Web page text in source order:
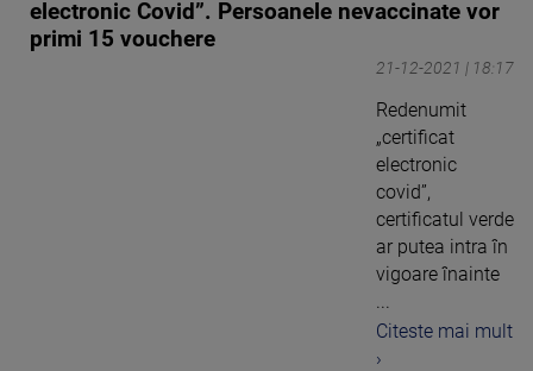
electronic Covid”. Persoanele nevaccinate vor
primi 15 vouchere
21-12-2021 | 18:17
Redenumit
„certificat
electronic
covid”,
certificatul verde
ar putea intra în
vigoare înainte
...
Citeste mai mult
›